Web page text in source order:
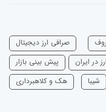
صرافی ارز دیجیتال
در ایران
پیش بینی بازار
شیبا هک و کلاهبرداری